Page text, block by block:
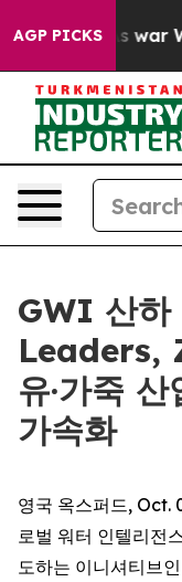
AGP PICKSAs war With
GWI 산
Leaders,
유·가죽
가속화
영국 옥스퍼드, Oct.
로벌 워터 인텔리
도하는 이니셔티브